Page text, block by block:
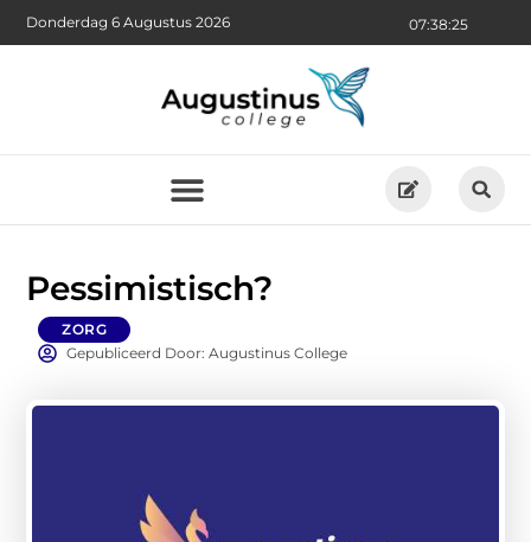
07:38:26
Donderdag 6 Augustus 2026
Pessimistisch?
ZORG
Gepubliceerd Door: Augustinus College